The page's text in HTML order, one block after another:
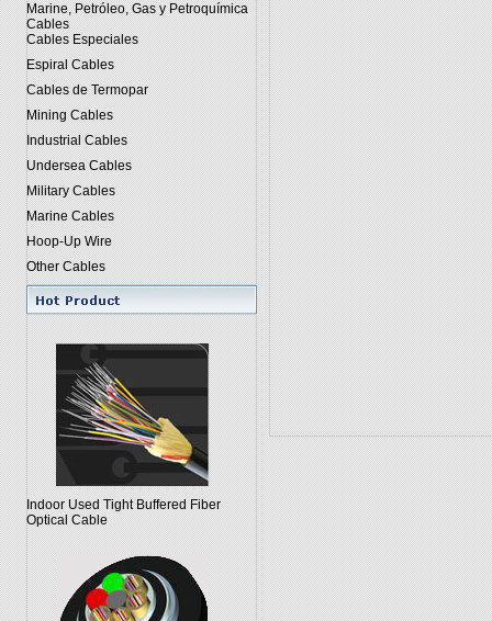
Marine, Petróleo, Gas y Petroquímica
Cables
Cables Especiales
Espiral Cables
Cables de Termopar
Mining Cables
Industrial Cables
Undersea Cables
Military Cables
Marine Cables
Hoop-Up Wire
Other Cables
Indoor Used Tight Buffered Fiber
Optical Cable